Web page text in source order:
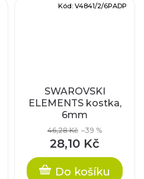
SWAROVSKI
ELEMENTS kostka,
6mm
46,28 Kč –39 %
28,10 Kč
Do košíku
Kód: V4841/2/6PADP